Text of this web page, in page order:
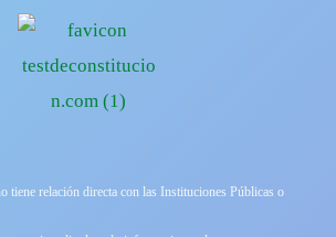
tiene relación directa con las Instituciones Públicas o